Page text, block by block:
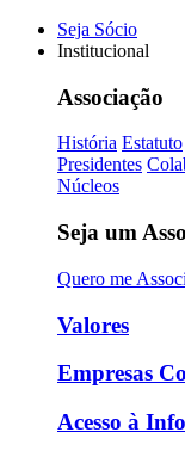
Seja Sócio
Institucional
Associação
História Estatuto
Presidentes
Núcleos
Seja um
Quero me
Valores
Empresas
Acesso à